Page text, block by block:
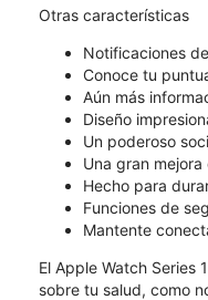
Otras características
Notificaciones
Conoce tu
Aún más
Diseño
Un poderoso
Una gran mejora
Hecho para durar
Funciones de
Mantente
El Apple Watch Series
sobre tu salud, como